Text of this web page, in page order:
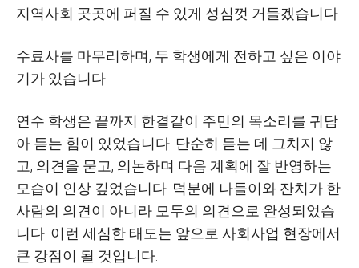
지역사회 곳곳에 퍼질 수 있게 성심껏 거들겠습니다
수료사를 마무리하며, 두 학생에게 전하고 싶은 이야
기가 있습니다
연수 학생은 끝까지 한결같이 주민의 목소리를 귀담
아 듣는 힘이 있었습니다 단순히 듣는 데 그치지 않
고, 의견을 묻고, 의논하며 다음 계획에 잘 반영하는
모습이 인상 깊었습니다 덕분에 나들이와 잔치가 한
사람의 의견이 아니라 모두의 의견으로 완성되었습
니다 이런 세심한 태도는 앞으로 사회사업 현장에서
큰 강점이 될 것입니다